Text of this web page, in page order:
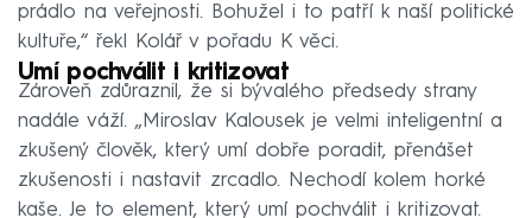
prádlo na veřejnosti. Bohužel i to patří k naší politické
kultuře,“ řekl Kolář v pořadu K věci.
Umí pochválit i kritizovat
Zároveň zdůraznil, že si bývalého předsedy strany
nadále váží. „Miroslav Kalousek je velmi inteligentní a
zkušený člověk, který umí dobře poradit, přenášet
zkušenosti i nastavit zrcadlo. Nechodí kolem horké
kaše. Je to element, který umí pochválit i kritizovat.